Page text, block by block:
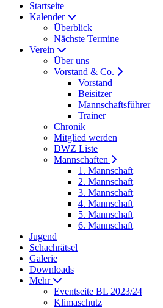
Startseite
Kalender
Überblick
Nächste Termine
Verein
Über uns
Vorstand & Co.
Vorstand
Beisitzer
Mannschaftsführer
Trainer
Chronik
Mitglied werden
DWZ Liste
Mannschaften
1. Mannschaft
2. Mannschaft
3. Mannschaft
4. Mannschaft
5. Mannschaft
6. Mannschaft
Jugend
Schachrätsel
Galerie
Downloads
Mehr
Eventseite BL 2023/24
Klimaschutz